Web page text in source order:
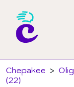
Chepakee >
(22)
Email